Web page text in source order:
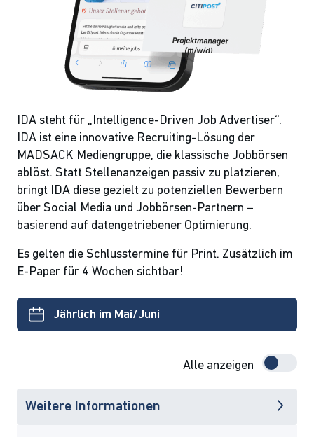
IDA steht für „Intelligence-Driven Job Advertiser“.
IDA ist eine innovative Recruiting-Lösung der
MADSACK Mediengruppe, die klassische Jobbörsen
ablöst. Statt Stellenanzeigen passiv zu platzieren,
bringt IDA diese gezielt zu potenziellen Bewerbern
über Social Media und Jobbörsen-Partnern –
basierend auf datengetriebener Optimierung.
Es gelten die Schlusstermine für Print. Zusätzlich im
E-Paper für 4 Wochen sichtbar!
Jährlich im Mai/Juni
Alle anzeigen
Weitere Informationen